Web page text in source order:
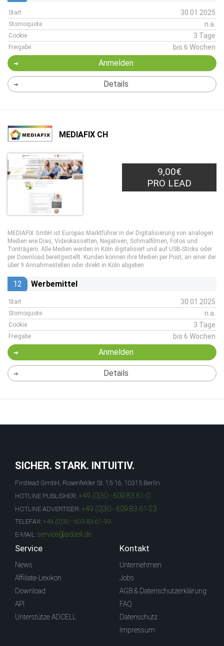
Start 30.01.2025
Stornoquote n.a.
Cookie 3 Tage
Freigabe bis 6 Wochen
Anmelden
Details
MEDIAFIX CH
9,00€
PRO LEAD
MEDIAFIX GmbH ist Europas Marktführer in der Digitalisierung von analogen
Medien wie Dias, Videokassetten, Negativen, Schmalfilmen, Fotos und
Tonträgern. Alle Medien werden in Köln digitalisiert und auf USB-Sticks oder
per Download bereitgestellt. Kunden können ihre Medien per Post, an einer der
über 9 Annahmestellen oder direkt in Köln abgeben.
12 Werbemittel
Start 30.01.2025
Stornoquote n.a.
Cookie 3 Tage
Freigabe bis 6 Wochen
Anmelden
Details
SICHER. STARK. INTUITIV.
Firstlead GmbH, Rosenfelder St. 15-16, 10315 Berlin
HOTLINE PUBLISHER: +49 (0)30 - 609 83 61-0
HOTLINE ADVERTISER: +49 (0)30 - 609 83 61-23
TELEFAX: +49 (0)30 - 609 83 61-99
E-MAIL: service@adcell.de
Service
News
Affiliate-Lexikon
Download
API
Unterstütze ADCELL
Kontakt
Unternehmen
Jobs
AGB & Datenschutzerklärung
FAQ
Datenschutz
Impressum